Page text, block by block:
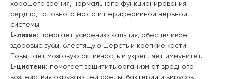
хорошего зрения, нормального функционирования
сердца, головного мозга и периферийной нервной
системы.
L-лизин: помогает усвоению кальция, обеспечивает
здоровые зубы, блестящую шерсть и крепкие кости.
Повышает мозговую активность и укрепляет иммунитет.
L-цистеин: помогает защитить организм от вредного
воздействия окружающей среды, бактерий и вирусов,